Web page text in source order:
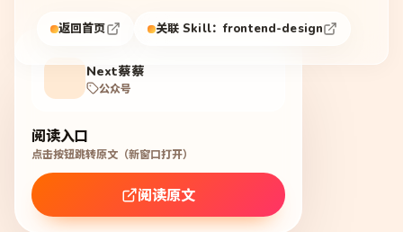
返回首页 关联 Skill：frontend-design
Next蔡蔡
公众号
阅读入口
点击按钮跳转原文（新窗口打开）
阅读原文